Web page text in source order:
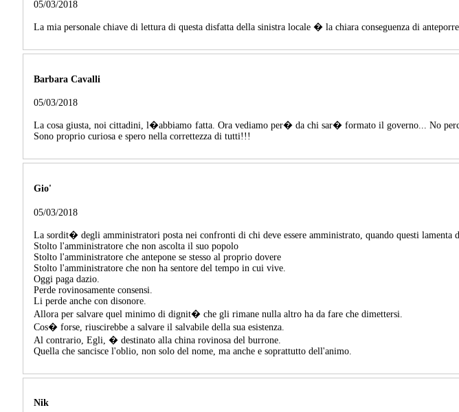
05/03/2018
La mia personale chiave di lettura di questa disfatta della sinistra locale � la chiara conseguenza di
Barbara Cavalli
05/03/2018
La cosa giusta, noi cittadini, l�abbiamo fatta. Ora vediamo per� da chi sar� formato il governo... No
Sono proprio curiosa e spero nella correttezza di tutti!!!
Gio'
05/03/2018
La sordit� degli amministratori posta nei confronti di chi deve essere amministrato, quando questi lamenta
Stolto l'amministratore che non ascolta il suo popolo
Stolto l'amministratore che antepone se stesso al proprio dovere
Stolto l'amministratore che non ha sentore del tempo in cui vive.
Oggi paga dazio.
Perde rovinosamente consensi.
Li perde anche con disonore.
Allora per salvare quel minimo di dignit� che gli rimane nulla altro ha da fare che dimettersi.
Cos� forse, riuscirebbe a salvare il salvabile della sua esistenza.
Al contrario, Egli, � destinato alla china rovinosa del burrone.
Quella che sancisce l'oblio, non solo del nome, ma anche e soprattutto dell'animo.
Nik